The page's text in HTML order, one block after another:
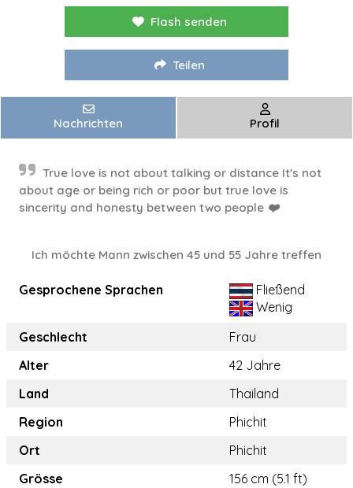
Flash senden
Teilen
Nachrichten Profil
True love is not about talking or distance It's not
about age or being rich or poor but true love is
sincerity and honesty between two people ❤️
Ich möchte Mann zwischen 45 und 55 Jahre treffen
Gesprochene Sprachen
Fließend
Wenig
Geschlecht
Frau
Alter
42 Jahre
Land
Thailand
Region
Phichit
Ort
Phichit
Grösse
156 cm (5.1 ft)